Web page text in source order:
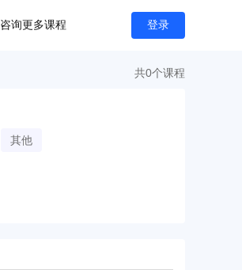
咨询更多课程 登录
共0个课程
其他